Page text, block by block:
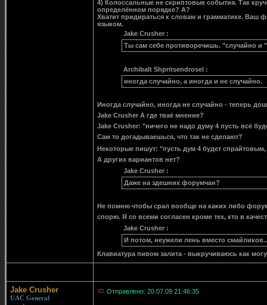
4) Колоссальные не скриптовые события. Так
определённом порядке? А?
Хватит придираться к словам и грамматике. Ваш
языком.
Jake Crusher :
Ты сам себе противоречишь. "случайно и
Archibalt Shpritsendrosel :
иногда случайно, а иногда и не случайно.
Иногда случайно, иногда не случайно - теперь
Jake Crusher А где тваё мнение?
Jake Crusher: "ничего не надо думу 4 пусть всё
Сам то догадываешься, что так не сделают?
Некоторые пишут: "пусть дум 4 будет
А других вариантов нет?
Jake Crusher :
Даже на здешних форумчан?
Не помню чтобы срал вообще на каких либо
спорю. Я со всеми согласен кроме тех, кто в
Jake Crusher :
И потом, неужели лень вместо
Клавиатура пивом залита - выкручиваюсь как
Jake Crusher
UAC General
Отправлено: 20.07.09 21:46:35